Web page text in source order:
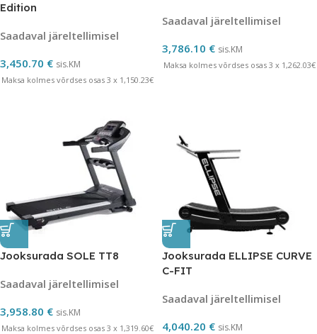
Edition
Saadaval järeltellimisel
3,450.70 € sis.KM
Maksa kolmes võrdses osas 3 x 1,150.23€
Saadaval järeltellimisel
3,786.10 € sis.KM
Maksa kolmes võrdses osas 3 x 1,262.03€
Jooksurada SOLE TT8
Saadaval järeltellimisel
3,958.80 € sis.KM
Maksa kolmes võrdses osas 3 x 1,319.60€
Jooksurada ELLIPSE CURVE
C-FIT
Saadaval järeltellimisel
4,040.20 € sis.KM